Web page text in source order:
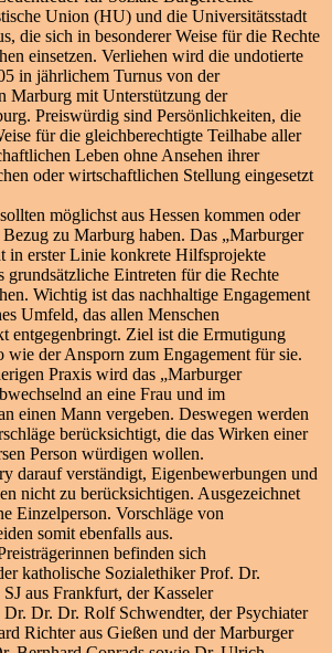
Union (HU) und die Universitätsstadt
die sich in besonderer Weise für die Rechte
einsetzen. Verliehen wird die undotierte
in jährlichem Turnus von der
Marburg mit Unterstützung der
Preiswürdig sind Persönlichkeiten, die
für die gleichberechtigte Teilhabe aller
Leben ohne Ansehen ihrer
oder wirtschaftlichen Stellung eingesetzt
möglichst aus Hessen kommen oder
zu Marburg haben. Das „Marburger
in erster Linie konkrete Hilfsprojekte
grundsätzliche Eintreten für die Rechte
Wichtig ist das nachhaltige Engagement
Umfeld, das allen Menschen
entgegenbringt. Ziel ist die Ermutigung
wie der Ansporn zum Engagement für sie.
Praxis wird das „Marburger
an eine Frau und im
einen Mann vergeben. Deswegen werden
berücksichtigt, die das Wirken einer
Person würdigen wollen.
darauf verständigt, Eigenbewerbungen und
nicht zu berücksichtigen. Ausgezeichnet
Einzelperson. Vorschläge von
somit ebenfalls aus.
befinden sich
katholische Sozialethiker Prof. Dr.
aus Frankfurt, der Kasseler
Dr. Dr. Rolf Schwendter, der Psychiater
Richter aus Gießen und der Marburger